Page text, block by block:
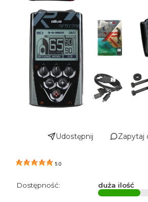
Udostępnij Zapytaj
5.0
Dostępność: duża ilość